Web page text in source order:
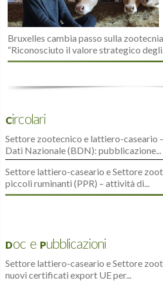
Bruxelles cambia passo sulla
“Riconosciuto il valore strategico degli...
Circolari
Settore zootecnico e lattiero-caseario
Dati Nazionale (BDN): pubblicazione...
Settore lattiero-caseario e Settore
piccoli ruminanti (PPR) – attività di...
Doc e Pubblicazioni
Settore lattiero-caseario e Settore
nuovi certificati export UE per...